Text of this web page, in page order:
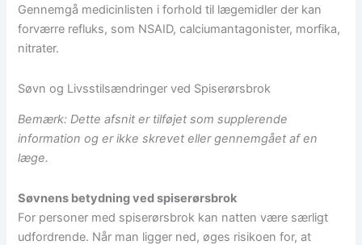
Gennemgå medicinlisten i forhold til lægemidler der kan
forværre refluks, som NSAID, calciumantagonister, morfika,
nitrater.
Søvn og Livsstilsændringer ved Spiserørsbrok
Bemærk: Dette afsnit er tilføjet som supplerende
information og er ikke skrevet eller gennemgået af en
læge.
Søvnens betydning ved spiserørsbrok
For personer med spiserørsbrok kan natten være særligt
udfordrende. Når man ligger ned, øges risikoen for, at